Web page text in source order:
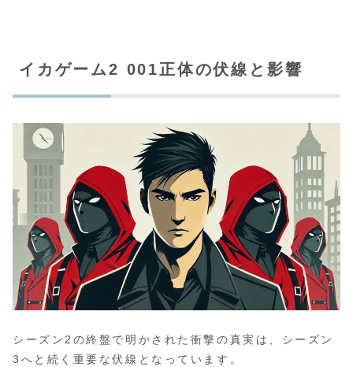
イカゲーム2 001正体の伏線と影響
シーズン2の終盤で明かされた衝撃の真実は、シーズン
3へと続く重要な伏線となっています。